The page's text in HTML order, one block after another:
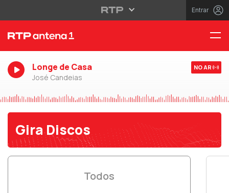
Entrar
Longe de Casa
José Candeias
NO AR
Gira Discos
Todos